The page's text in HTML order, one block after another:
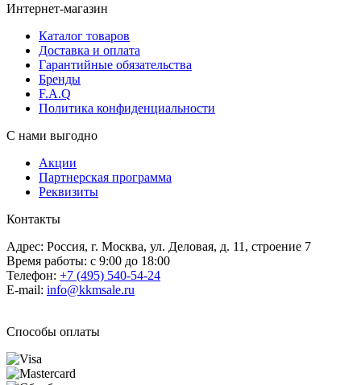
Интернет-магазин
Каталог товаров
Доставка и оплата
Гарантийные обязательства
Бренды
F.A.Q
Политика конфиденциальности
С нами выгодно
Акции
Партнерская программа
Реквизиты
Контакты
Адрес: Россия, г. Москва, ул. Деловая, д. 11, строение 7
Время работы: с 9:00 до 18:00
Телефон: +7 (495) 540-54-24
E-mail: info@kkmsale.ru
Способы оплаты